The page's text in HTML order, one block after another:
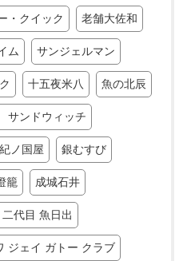
・クイック 老舗大佐和
ム サンジェルマン
十五夜米八 魚の北辰
ンドウィッチ
ノ国屋 銀むすび
籠 成城石井
代目 魚日出
ジェイ ガトー クラブ